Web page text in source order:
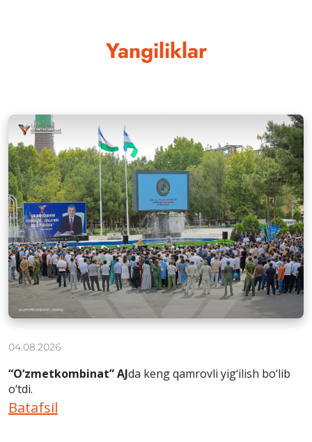
Yangiliklar
04.08.2026
“O‘zmetkombinat” AJda keng qamrovli yig‘ilish bo‘lib
o‘tdi.
Batafsil